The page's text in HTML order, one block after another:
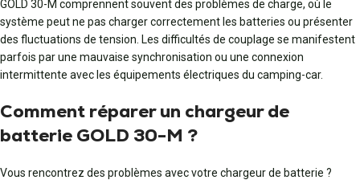
GOLD 30-M comprennent souvent des problèmes de charge, où le
système peut ne pas charger correctement les batteries ou présenter
des fluctuations de tension. Les difficultés de couplage se manifestent
parfois par une mauvaise synchronisation ou une connexion
intermittente avec les équipements électriques du camping-car.
Comment réparer un chargeur de
batterie GOLD 30-M ?
Vous rencontrez des problèmes avec votre chargeur de batterie ?